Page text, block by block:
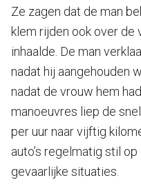
Ze zagen dat de man
klem rijden ook over
inhaalde. De man
nadat hij aangehouden
nadat de vrouw hem
manoeuvres liep de
per uur naar vijftig
auto’s regelmatig stil
gevaarlijke situaties.